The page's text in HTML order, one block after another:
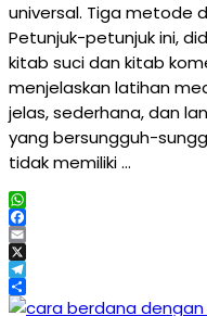
universal. Tiga metode
Petunjuk-petunjuk ini,
kitab suci dan kitab
menjelaskan latihan
jelas, sederhana, dan
yang bersungguh-
tidak memiliki …
WhatsApp
Facebook
Email
X
Telegram
Share